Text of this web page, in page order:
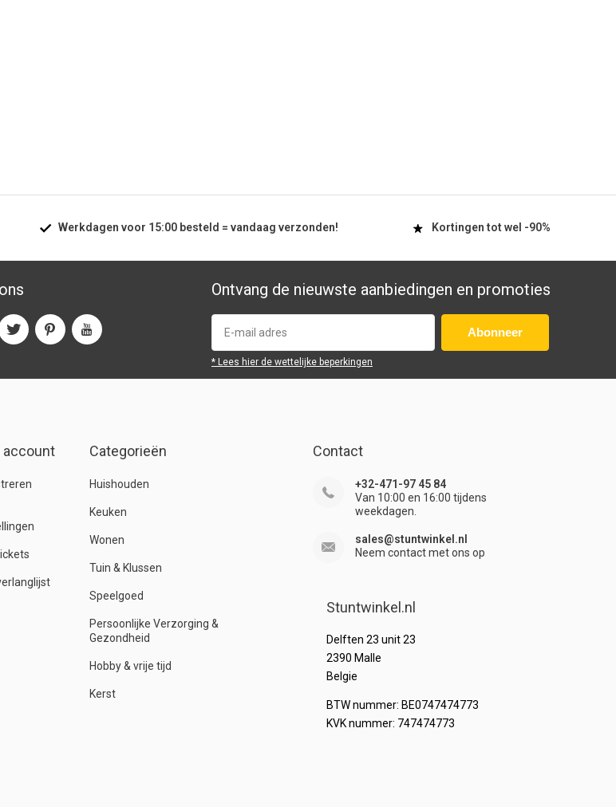
Werkdagen voor 15:00besteld = vandaag verzonden! Kortingen tot wel -90%
Ontvang de nieuwste aanbiedingen en promoties
Abonneer
* Lees hier de wettelijke beperkingen
account Categorieën
Huishouden
Keuken
Wonen
Tuin & Klussen
Speelgoed
Persoonlijke Verzorging &
Gezondheid
Hobby & vrije tijd
Kerst
Contact
+32-471-97 45 84
Van 10:00 en 16:00 tijdens
weekdagen.
sales@stuntwinkel.nl
Neem contact met ons op
Stuntwinkel.nl
Delften 23 unit 23
2390 Malle
Belgie
BTW nummer: BE0747474773
KVK nummer: 747474773